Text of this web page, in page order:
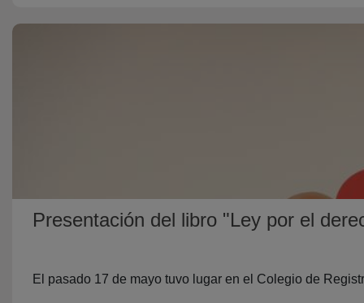
Presentación del libro "Ley por el
El pasado 17 de mayo tuvo lugar en el Colegio de